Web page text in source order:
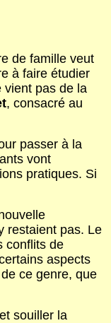
de famille veut
à faire étudier
vient pas de la
, consacré au
passer à la
vont
pratiques. Si
restaient pas. Le
conflits de
aspects
ce genre, que
souiller la